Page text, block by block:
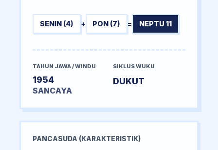
SENIN (4) + PON (7) = NEPTU 11
TAHUN JAWA / WINDU
1954
SANCAYA
SIKLUS WUKU
DUKUT
PANCASUDA (KARAKTERISTIK)